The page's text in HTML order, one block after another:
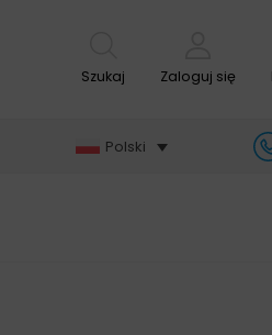
Szukaj Zaloguj się
Polski